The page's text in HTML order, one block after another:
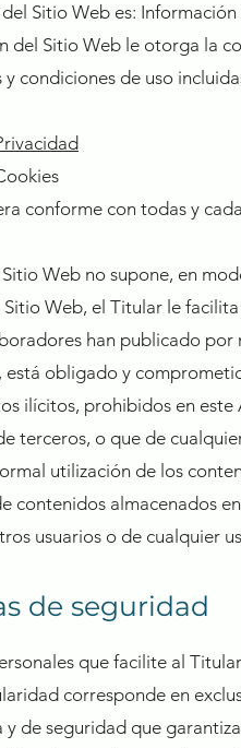
Sitio Web es:
del Sitio Web le otorga la
y condiciones de uso
conforme con todas y
Sitio Web no supone, en
Web, el Titular le
han publicado por
obligado y
ilícitos, prohibidos en
terceros, o que de
utilización de los
contenidos almacenados
usuarios o de cualquier
de seguridad
que facilite al
corresponde en
y de seguridad que